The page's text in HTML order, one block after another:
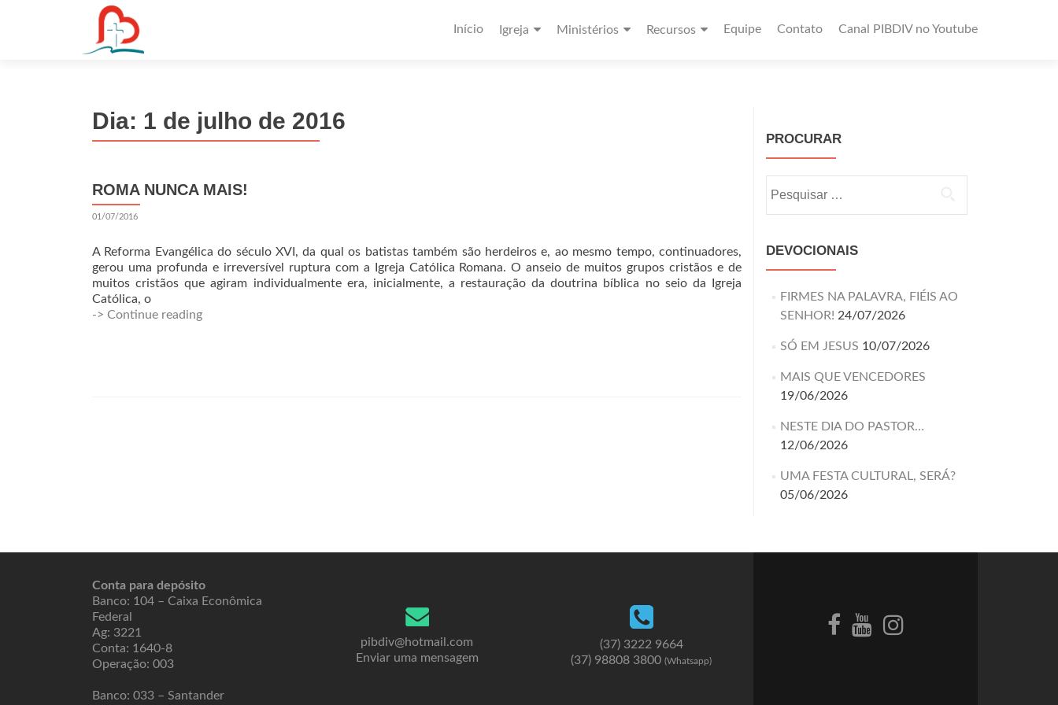
Início Igreja Ministérios Recursos Equipe Contato Canal PIBDIV no Youtube
Dia: 1 de julho de 2016
ROMA NUNCA MAIS!
01/07/2016
A Reforma Evangélica do século XVI, da qual os batistas também são herdeiros e, ao mesmo tempo, continuadores,
gerou uma profunda e irreversível ruptura com a Igreja Católica Romana. O anseio de muitos grupos cristãos e de
muitos cristãos que agiram individualmente era, inicialmente, a restauração da doutrina bíblica no seio da Igreja
Católica, o
-> Continue reading
PROCURAR
DEVOCIONAIS
FIRMES NA PALAVRA, FIÉIS AO
SENHOR! 24/07/2026
SÓ EM JESUS 10/07/2026
MAIS QUE VENCEDORES
19/06/2026
NESTE DIA DO PASTOR…
12/06/2026
UMA FESTA CULTURAL, SERÁ?
05/06/2026
Conta para depósito
Banco: 104 – Caixa Econômica
Federal
Ag: 3221
Conta: 1640-8
Operação: 003
Banco: 033 – Santander
pibdiv@hotmail.com
Enviar uma mensagem
(37) 3222 9664
(37) 98808 3800 (Whatsapp)